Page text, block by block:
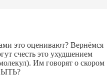
это оценивают? Вернёмся
счесть это ухудшением
Им говорят о скором